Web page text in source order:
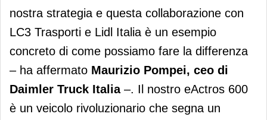
nostra strategia e questa collaborazione con
LC3 Trasporti e Lidl Italia è un esempio
concreto di come possiamo fare la differenza
– ha affermato Maurizio Pompei, ceo di
Daimler Truck Italia –. Il nostro eActros 600
è un veicolo rivoluzionario che segna un